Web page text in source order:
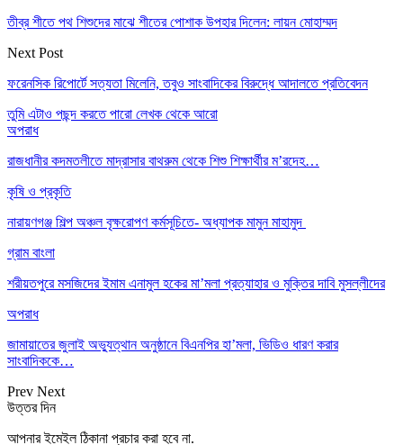
তীব্র শীতে পথ শিশুদের মাঝে শীতের পোশাক উপহার দিলেন: লায়ন মোহাম্মদ
Next Post
ফরেনসিক রিপোর্টে সত্যতা মিলেনি, তবুও সাংবাদিকের বিরুদ্ধে আদালতে প্রতিবেদন
তুমি এটাও পছন্দ করতে পারো লেখক থেকে আরো
অপরাধ
রাজধানীর কদমতলীতে মাদ্রাসার বাথরুম থেকে শিশু শিক্ষার্থীর ম’রদেহ…
কৃষি ও প্রকৃতি
নারায়ণগঞ্জ শিল্প অঞ্চল বৃক্ষরোপণ কর্মসূচিতে- অধ্যাপক মামুন মাহামুদ
গ্রাম বাংলা
শরীয়তপুরে মসজিদের ইমাম এনামুল হকের মা’মলা প্রত্যাহার ও মুক্তির দাবি মুসল্লীদের
অপরাধ
জামায়াতের জুলাই অভ্যুত্থান অনুষ্ঠানে বিএনপির হা’মলা, ভিডিও ধারণ করার
সাংবাদিককে…
Prev Next
উত্তর দিন
আপনার ইমেইল ঠিকানা প্রচার করা হবে না.